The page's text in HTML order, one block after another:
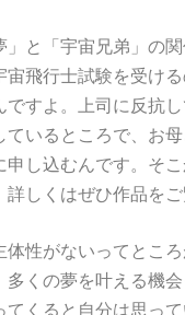
」と「宇宙兄弟」の関
宙飛行士試験を受け
すよ。上司に反抗し
ているところで、お
し込むんです。 そ
しくはぜひ作品をご
体性がないってとこ
多くの夢を叶える機
くると自分は思って